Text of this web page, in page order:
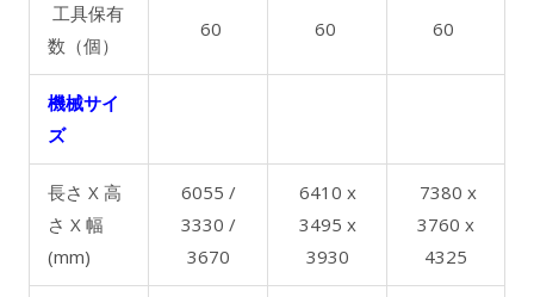
工具保有
数（個）
60 60 60
機械サイ
ズ
長さ X 高
さ X 幅
(mm)
6055 /
3330 /
3670
6410 x
3495 x
3930
7380 x
3760 x
4325